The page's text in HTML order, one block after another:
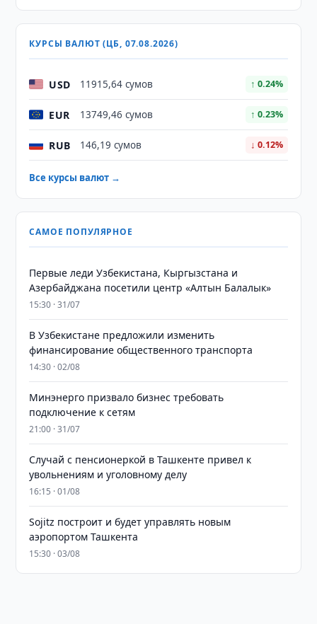
КУРСЫ ВАЛЮТ (ЦБ, 07.08.2026)
USD 11915,64 сумов ↑ 0.24%
EUR 13749,46 сумов ↑ 0.23%
RUB 146,19 сумов ↓ 0.12%
Все курсы валют →
САМОЕ ПОПУЛЯРНОЕ
Первые леди Узбекистана, Кыргызстана и
Азербайджана посетили центр «Алтын Балалык»
15:30 · 31/07
В Узбекистане предложили изменить
финансирование общественного транспорта
14:30 · 02/08
Минэнерго призвало бизнес требовать
подключение к сетям
21:00 · 31/07
Случай с пенсионеркой в Ташкенте привел к
увольнениям и уголовному делу
16:15 · 01/08
Sojitz построит и будет управлять новым
аэропортом Ташкента
15:30 · 03/08